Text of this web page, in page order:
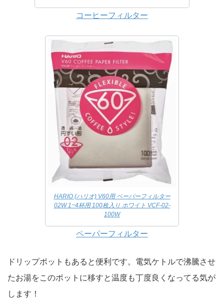
コーヒーフィルター
HARIO (ハリオ) V60用 ペーパーフィルター
02W 1~4杯用 100枚入り ホワイト VCF-02-
100W
ペーパーフィルター
ドリップポットもあると便利です。電気ケトルで沸騰させ
たお湯をこのポットに移すと温度も丁度良くなってる気が
します！